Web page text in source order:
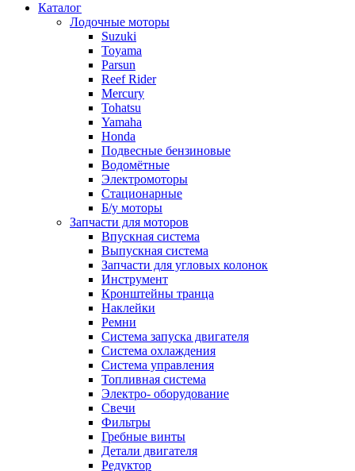
Каталог
Лодочные моторы
Suzuki
Toyama
Parsun
Reef Rider
Mercury
Tohatsu
Yamaha
Honda
Подвесные бензиновые
Водомётные
Электромоторы
Стационарные
Б/у моторы
Запчасти для моторов
Впускная система
Выпускная система
Запчасти для угловых колонок
Инструмент
Кронштейны транца
Наклейки
Ремни
Система запуска двигателя
Система охлаждения
Система управления
Топливная система
Электро- оборудование
Свечи
Фильтры
Гребные винты
Детали двигателя
Редуктор